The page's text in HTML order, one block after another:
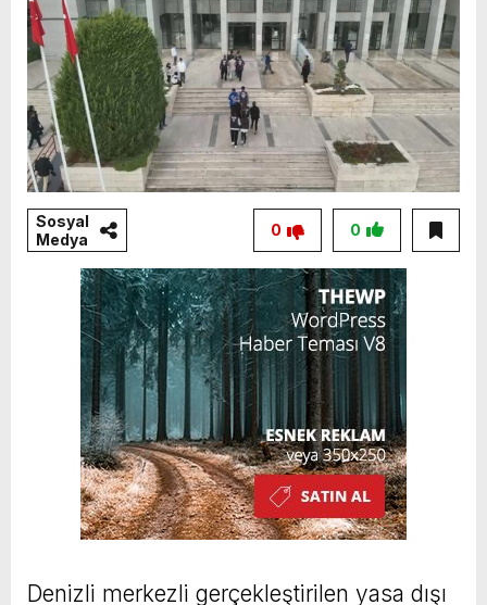
Sosyal
Medya
0
0
Denizli merkezli gerçekleştirilen yasa dışı